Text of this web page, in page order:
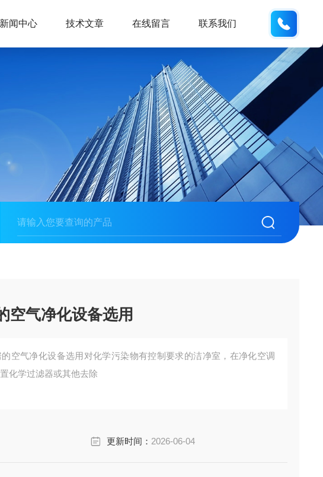
新闻中心 技术文章 在线留言 联系我们
空气净化设备选用
空气净化设备选用对化学污染物有控制要求的洁净室，在净化空调
化学过滤器或其他去除
更新时间： 2026-06-04